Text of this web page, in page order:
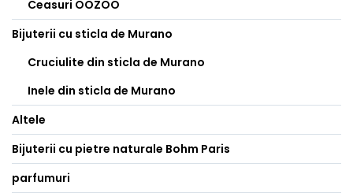
Ceasuri OOZOO
Bijuterii cu sticla de Murano
Cruciulite din sticla de Murano
Inele din sticla de Murano
Altele
Bijuterii cu pietre naturale Bohm Paris
parfumuri